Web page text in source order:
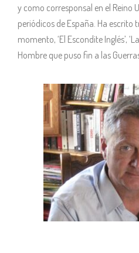
y como corresponsal en el Reino
periódicos de España. Ha escrito
momento, ‘El Escondite Inglés’,
Hombre que puso fin a las